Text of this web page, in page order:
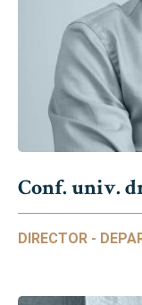
Conf. univ.
DIRECTOR -